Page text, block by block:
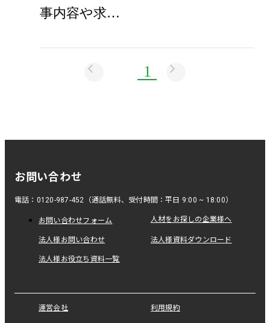
事内容や求…
1
お問い合わせ
電話：0120-987-452（通話無料、受付時間：平日 9:00 ~ 18:00）
お問い合わせフォーム 人材をお探しの企業様へ
法人様お問い合わせ 法人様資料ダウンロード
法人様お役立ち資料一覧
運営会社 利用規約